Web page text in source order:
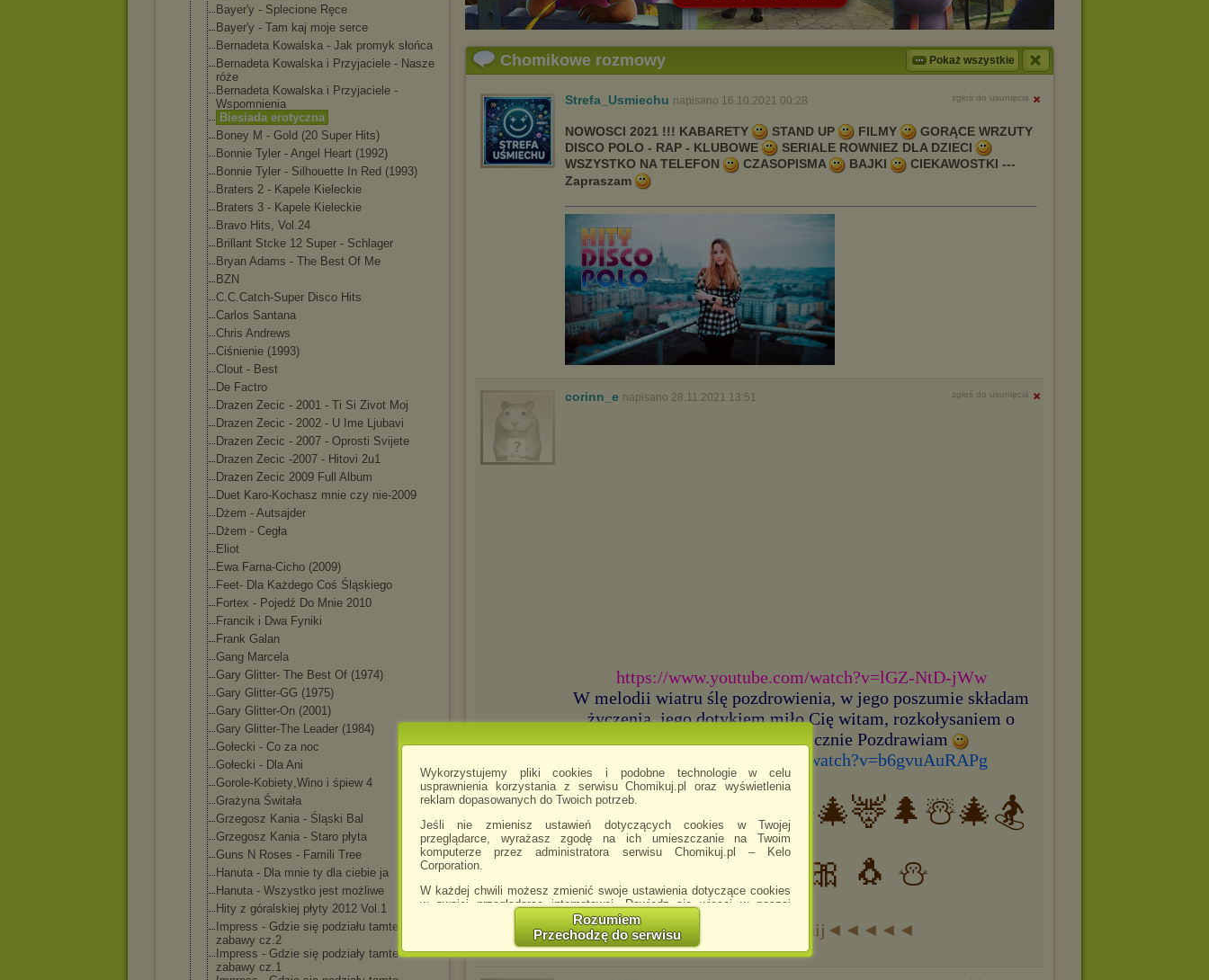
Wykorzystujemy pliki cookies i podobne technologie w celu
usprawnienia korzystania z serwisu Chomikuj.pl oraz wyświetlenia
reklam dopasowanych do Twoich potrzeb.
Jeśli nie zmienisz ustawień dotyczących cookies w Twojej
przeglądarce, wyrażasz zgodę na ich umieszczanie na Twoim
komputerze przez administratora serwisu Chomikuj.pl – Kelo
Corporation.
W każdej chwili możesz zmienić swoje ustawienia dotyczące cookies
w swojej przeglądarce internetowej. Dowiedz się więcej w naszej
http://chomikuj.pl/PolitykaPrywatnosci.aspx
Jednocześnie informujemy że zmiana ustawień przeglądarki może
spowodować ograniczenie korzystania ze strony Chomikuj.pl.
Rozumiem
Przechodzę do serwisu
Bayer'y - Splecione Ręce
Bayer'y - Tam kaj moje serce
Bernadeta Kowalska - Jak promyk słońca
Bernadeta Kowalska i Przyjaciele - Nasze
róże
Bernadeta Kowalska i Przyjaciele -
Wspomnienia
Biesiada erotyczna
Boney M - Gold (20 Super Hits)
Bonnie Tyler - Angel Heart (1992)
Bonnie Tyler - Silhouette In Red (1993)
Braters 2 - Kapele Kieleckie
Braters 3 - Kapele Kieleckie
Bravo Hits, Vol.24
Brillant Stcke 12 Super - Schlager
Bryan Adams - The Best Of Me
BZN
C.C.Catch-Super Disco Hits
Carlos Santana
Chris Andrews
Ciśnienie (1993)
Clout - Best
De Factro
Drazen Zecic - 2001 - Ti Si Zivot Moj
Drazen Zecic - 2002 - U Ime Ljubavi
Drazen Zecic - 2007 - Oprosti Svijete
Drazen Zecic -2007 - Hitovi 2u1
Drazen Zecic 2009 Full Album
Duet Karo-Kochasz mnie czy nie-2009
Dżem - Autsajder
Dżem - Cegła
Eliot
Ewa Farna-Cicho (2009)
Feet- Dla Każdego Coś Śląskiego
Fortex - Pojedź Do Mnie 2010
Francik i Dwa Fyniki
Frank Galan
Gang Marcela
Gary Glitter- The Best Of (1974)
Gary Glitter-GG (1975)
Gary Glitter-On (2001)
Gary Glitter-The Leader (1984)
Gołecki - Co za noc
Gołecki - Dla Ani
Gorole-Kobiety,Wino i śpiew 4
Grażyna Świtała
Grzegosz Kania - Śląski Bal
Grzegosz Kania - Staro płyta
Guns N Roses - Famili Tree
Hanuta - Dla mnie ty dla ciebie ja
Hanuta - Wszystko jest możliwe
Hity z góralskiej płyty 2012 Vol.1
Impress - Gdzie się podziału tamte
zabawy cz.2
Impress - Gdzie się podziały tamte
zabawy cz.1
Chomikowe rozmowy Pokaż wszystkie
Strefa_Usmiechu napisano 16.10.2021 00:28 zgłoś do usunięcia
NOWOSCI 2021 !!! KABARETY STAND UP FILMY
GORĄCE WRZUTY
DISCO POLO - RAP - KLUBOWE
SERIALE ROWNIEZ DLA DZIECI
WSZYSTKO NA TELEFON
CZASOPISMA BAJKI
CIEKAWOSTKI ---
Zapraszam
corinn_e napisano 28.11.2021 13:51 zgłoś do usunięcia
https://www.youtube.com/watch?v=lGZ-NtD-jWw
W melodii wiatru ślę pozdrowienia, w jego poszumie składam
życzenia, jego dotykiem miło Cię witam, rozkołysaniem o
uśmiech pytam. ... Serdecznie Pozdrawiam
https://www.youtube.com/watch?v=b6gvuAuRAPg
❄️🌲🦌🎄🎁🌲⛷🎄🦌🌲☃️🎄🏂
🌟 🎅 🔔 🎀 🐧 ⛄
►►►►►kliknij◄◄◄◄◄